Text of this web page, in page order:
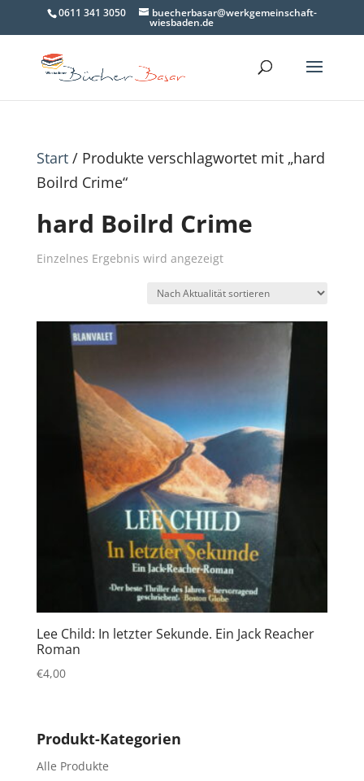
0611 341 3050 buecherbasar@werkgemeinschaft-
wiesbaden.de
Start/ Produkte verschlagwortet mit „hard
Boilrd Crime“
hard Boilrd Crime
Einzelnes Ergebnis wird angezeigt
Lee Child: In letzter Sekunde. Ein Jack Reacher
Roman
€4,00
Produkt-Kategorien
Alle Produkte